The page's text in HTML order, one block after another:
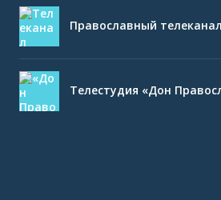
Православный
Телестудия «Дон